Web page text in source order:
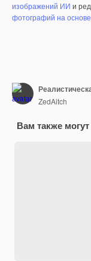
изображений ИИ и
фотографий на
ZedAitch
Вам также